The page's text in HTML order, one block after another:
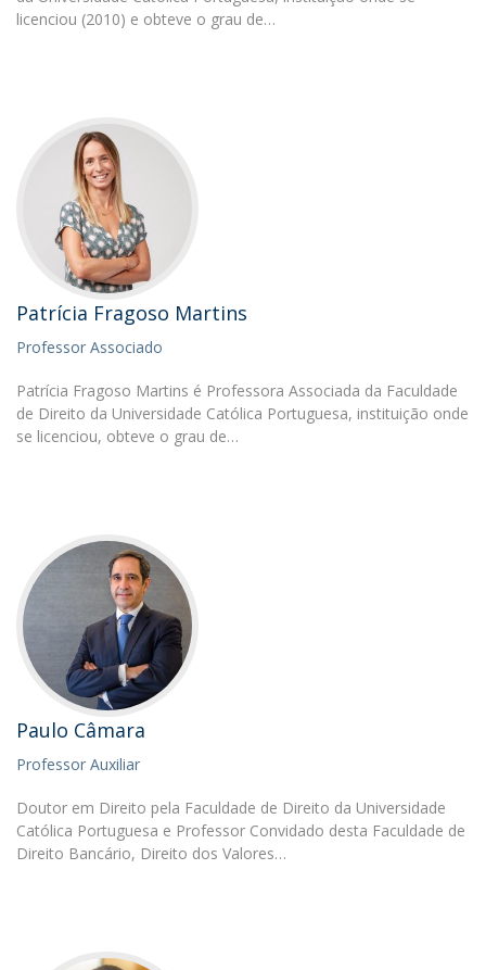
licenciou (2010) e obteve o grau de…
Patrícia Fragoso Martins
Professor Associado
Patrícia Fragoso Martins é Professora Associada da Faculdade
de Direito da Universidade Católica Portuguesa, instituição onde
se licenciou, obteve o grau de…
Paulo Câmara
Professor Auxiliar
Doutor em Direito pela Faculdade de Direito da Universidade
Católica Portuguesa e Professor Convidado desta Faculdade de
Direito Bancário, Direito dos Valores…